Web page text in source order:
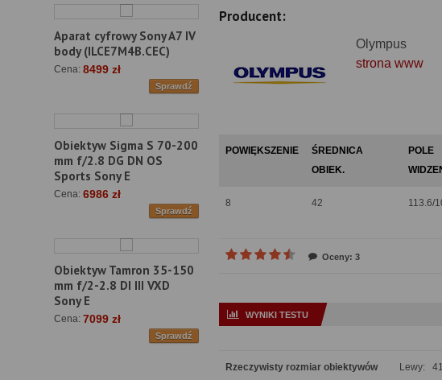
Aparat cyfrowy Sony A7 IV
body (ILCE7M4B.CEC)
Cena: 8499 zł
Sprawdź
Obiektyw Sigma S 70-200
mm f/2.8 DG DN OS
Sports Sony E
Cena: 6986 zł
Sprawdź
Obiektyw Tamron 35-150
mm f/2-2.8 DI III VXD
Sony E
Cena: 7099 zł
Sprawdź
Producent:
Olympus
strona www
POWIĘKSZENIE
ŚREDNICA
OBIEK.
POLE
8 42 113.6/
Oceny: 3
WYNIKI TESTU
Rzeczywisty rozmiar obiektywów
Lewy: